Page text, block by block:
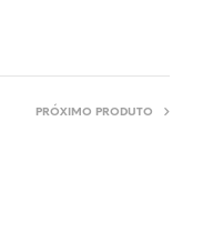
PRÓXIMO PRODUTO